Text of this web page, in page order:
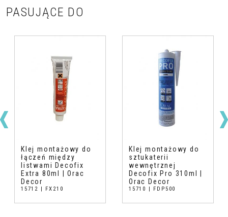
PASUJĄCE DO
Klej montażowy do
łączeń między
listwami Decofix
Extra 80ml | Orac
Decor
15712 | FX210
Klej montażowy do
sztukaterii
wewnętrznej
Decofix Pro 310ml |
Orac Decor
15710 | FDP500